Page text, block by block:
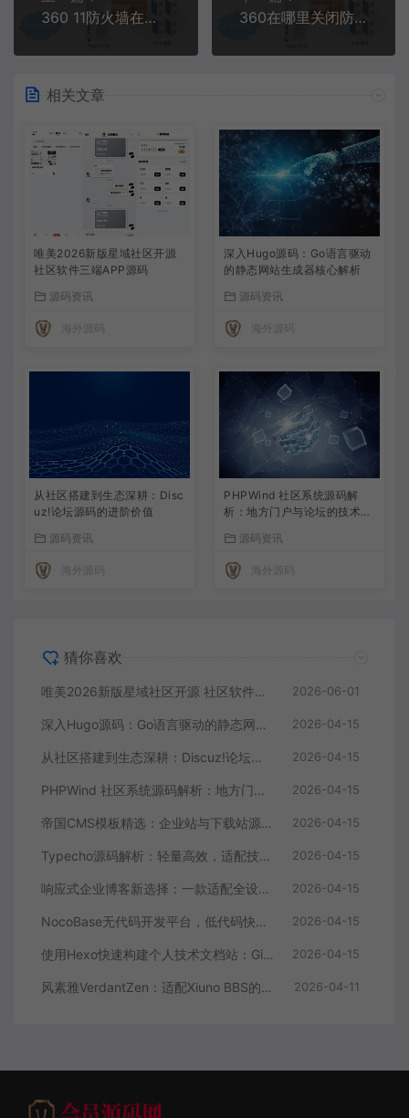
360 11防火墙在哪里
360在哪里关闭防火墙
相关文章
唯美2026新版星域社区开源
社区软件三端APP源码
源码资讯
海外源码
深入Hugo源码：Go语言驱动
的静态网站生成器核心解析
源码资讯
海外源码
从社区搭建到生态深耕：Disc
uz!论坛源码的进阶价值
源码资讯
海外源码
PHPWind 社区系统源码解
析：地方门户与论坛的技术实
源码资讯
海外源码
猜你喜欢
唯美2026新版星域社区开源 社区软件三端APP源码 2026-06-01
深入Hugo源码：Go语言驱动的静态网站生成器核心解析 2026-04-15
从社区搭建到生态深耕：Discuz!论坛源码的进阶价值 2026-04-15
PHPWind 社区系统源码解析：地方门户与论坛的技术实现 2026-04-15
帝国CMS模板精选：企业站与下载站源码全解析 2026-04-15
Typecho源码解析：轻量高效，适配技术博主的个人博客首选 2026-04-15
响应式企业博客新选择：一款适配全设备的WordPress主题源码 2026-04-15
NocoBase无代码开发平台，低代码快速搭建应用，支持自定义工作流 2026-04-15
使用Hexo快速构建个人技术文档站：GitHub Pages托管全攻略 2026-04-15
风素雅VerdantZen：适配Xiuno BBS的现代化主题源码解析与体验优化 2026-04-11